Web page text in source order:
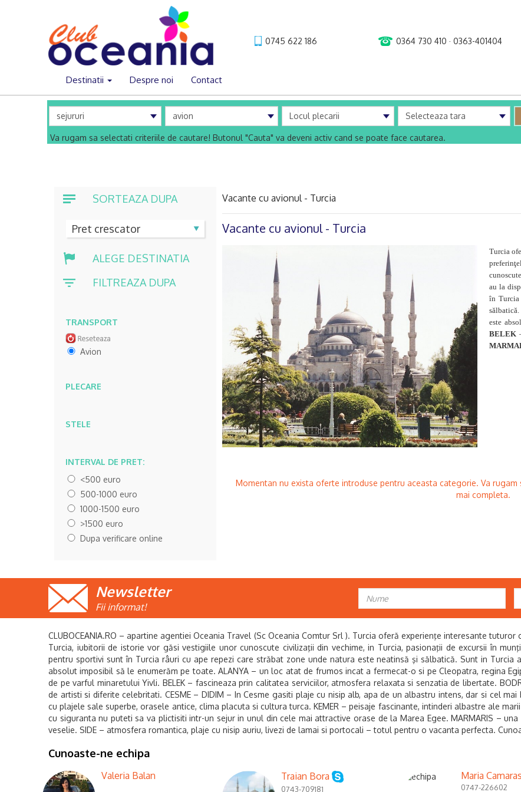
0745 622 186 0364 730 410 · 0363-401404
Destinatii Despre noi Contact
Va rugam sa selectati criteriile de cautare! Butonul "Cauta" va deveni activ cand se poate face cautarea.
SORTEAZA DUPA
ALEGE DESTINATIA
FILTREAZA DUPA
TRANSPORT
Avion
PLECARE
STELE
INTERVAL DE PRET:
<500 euro
500-1000 euro
1000-1500 euro
>1500 euro
Dupa verificare online
Vacante cu avionul - Turcia
Vacante cu avionul - Turcia
Turcia
au la
în Turcia
este
BELEK
Momentan nu exista oferte introduse pentru aceasta categorie. Va
mai completa.
Newsletter
Fii informat!
CLUBOCEANIA.RO – apartine agentiei Oceania Travel (Sc Oceania Comtur Srl ). Turcia oferă experienţe interesante
Turcia, iubitorii de istorie vor găsi vestigiile unor cunoscute civilizaţii din vechime, in Turcia, pasionaţii de excursii în
pentru sportivi sunt în Turcia râuri cu ape repezi care străbat zone unde natura este neatinsă şi sălbatică. Sunt in
absolut imposibil să le enumerăm pe toate. ALANYA – un loc atat de frumos incat a fermecat-o si pe Cleopatra, regina
de pe varful minaretului Yivli. BELEK – fascineaza prin calitatea serviciilor, atmosfera relaxata si senzatia de libertate.
de artisti si diferite celebritati. CESME – DIDIM – In Cesme gasiti plaje cu nisip alb, apa de un albastru intens, dar si cel
cu plajele sale superbe, orasele antice, clima placuta si cultura turca. KEMER – peisaje fascinante, intinderi albastre ale
cu siguranta nu puteti sa va plictisiti intr-un sejur in unul din cele mai attractive orase de la Marea Egee. MARMARIS –
veselie. SIDE – atmosfera romantica, plaje cu nisip auriu, livezi de lamai si portocali – totul pentru o vacanta perfecta.
Cunoaste-ne echipa
Valeria Balan Traian Bora
0743-709181
Maria Camaras
0747-226602